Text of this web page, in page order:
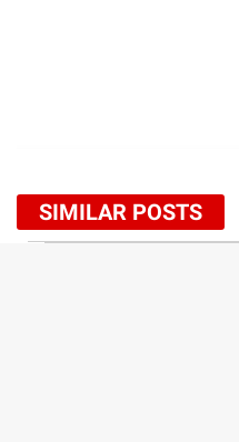
SIMILAR POSTS